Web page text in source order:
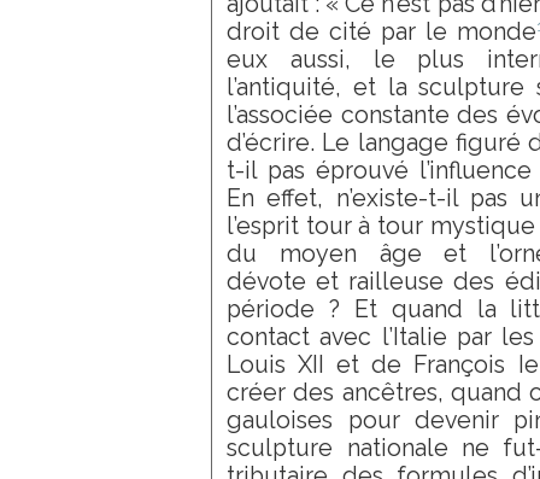
droit de cité par le monde
eux aussi, le plus
l’antiquité, et la
l’associée constante des
d’écrire. Le langage figuré
t-il pas éprouvé
En effet, n’existe-t-il pas
l’esprit tour à tour
du moyen âge et
dévote et railleuse des
période ? Et quand la
contact avec l’Italie par
Louis XII et de François
créer des ancêtres, quand
gauloises pour devenir
sculpture nationale ne